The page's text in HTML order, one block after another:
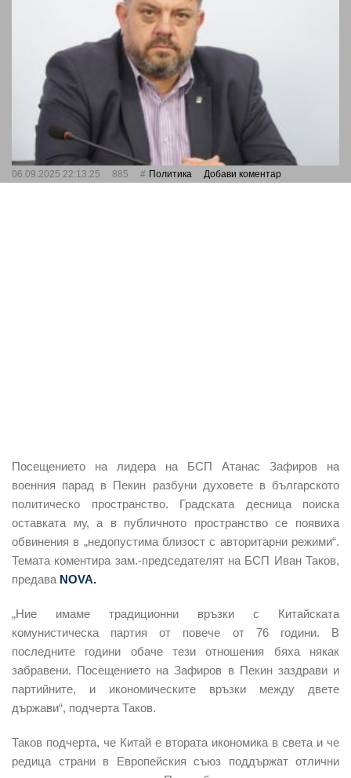
06.09.2025 22:13:25 885 Политика Добави коментар
Посещението на лидера на БСП Атанас Зафиров на
военния парад в Пекин разбуни духовете в българското
политическо пространство. Градската десница поиска
оставката му, а в публичното пространство се появиха
обвинения в „недопустима близост с авторитарни режими“.
Темата коментира зам.-председателят на БСП Иван Таков,
предава NOVA.
„Ние имаме традиционни връзки с Китайската
комунистическа партия от повече от 76 години. В
последните години обаче тези отношения бяха някак
забравени. Посещението на Зафиров в Пекин заздрави и
партийните, и икономическите връзки между двете
държави“, подчерта Таков.
Таков подчерта, че Китай е втората икономика в света и че
редица страни в Европейския съюз поддържат отлични